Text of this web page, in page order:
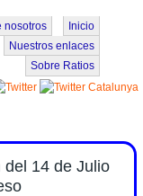
Inicio
nosotros
Nuestros enlaces
Sobre Ratios
del 14 de Julio